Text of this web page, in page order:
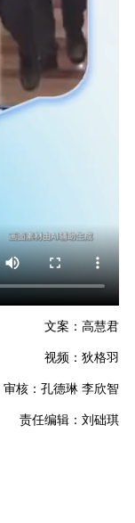
文案：高慧君
视频：狄格羽
审核：孔德琳 李欣智
责任编辑：刘础琪